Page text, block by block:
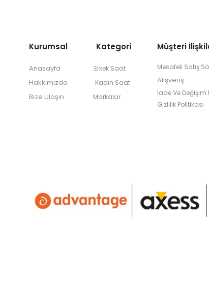
Kurumsal Kategori
Anasayfa Erkek Saat
Hakkımızda Kadın Saat
Bize Ulaşın Markalar
Müşteri
Mesafeli Satış
Alışveriş
İade Ve Değişim
Gizlilik Politikası